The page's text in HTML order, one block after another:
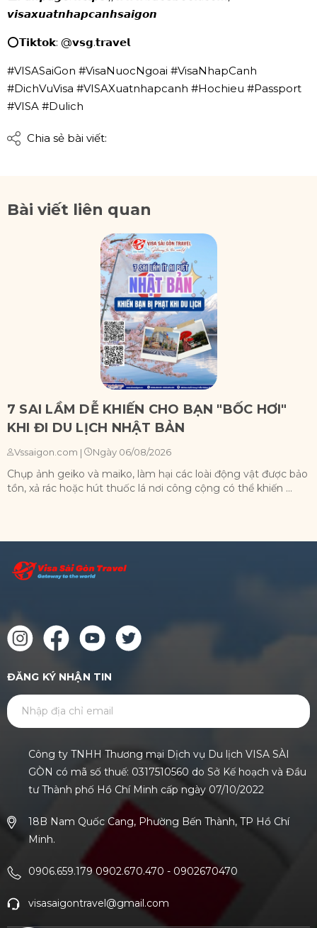
𝙫𝙞𝙨𝙖𝙭𝙪𝙖𝙩𝙣𝙝𝙖𝙥𝙘𝙖𝙣𝙝𝙨𝙖𝙞𝙜𝙤𝙣
⭕𝗧𝗶𝗸𝘁𝗼𝗸: @𝘃𝘀𝗴.𝘁𝗿𝗮𝘃𝗲𝗹
#VISASaiGon #VisaNuocNgoai #VisaNhapCanh
#DichVuVisa #VISAXuatnhapcanh #Hochieu #Passport
#VISA #Dulich
Chia sẻ bài viết:
Bài viết liên quan
7 SAI LẦM DỄ KHIẾN CHO BẠN "BỐC HƠI"
KHI ĐI DU LỊCH NHẬT BẢN
Vssaigon.com | Ngày 06/08/2026
Chụp ảnh geiko và maiko, làm hại các loài động vật được bảo
tồn, xả rác hoặc hút thuốc lá nơi công cộng có thể khiến ...
ĐĂNG KÝ NHẬN TIN
Công ty TNHH Thương mại Dịch vụ Du lịch VISA SÀI
GÒN có mã số thuế: 0317510560 do Sở Kế hoạch và Đầu
tư Thành phố Hồ Chí Minh cấp ngày 07/10/2022
18B Nam Quốc Cang, Phường Bến Thành, TP Hồ Chí
Minh.
0906.659.179 0902.670.470 - 0902670470
visasaigontravel@gmail.com